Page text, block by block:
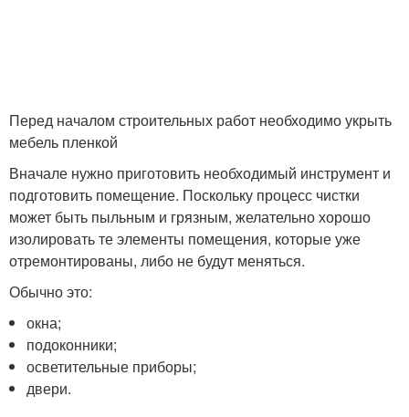
Перед началом строительных работ необходимо укрыть
мебель пленкой
Вначале нужно приготовить необходимый инструмент и
подготовить помещение. Поскольку процесс чистки
может быть пыльным и грязным, желательно хорошо
изолировать те элементы помещения, которые уже
отремонтированы, либо не будут меняться.
Обычно это:
окна;
подоконники;
осветительные приборы;
двери.